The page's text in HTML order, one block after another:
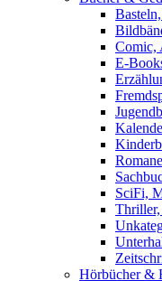
Comic,
E-
SciFi,
Hörbücher &